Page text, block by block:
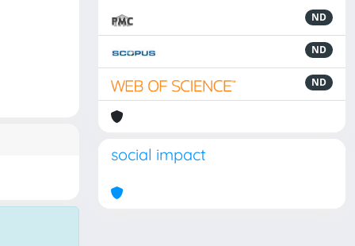
ND
ND
ND
social impact